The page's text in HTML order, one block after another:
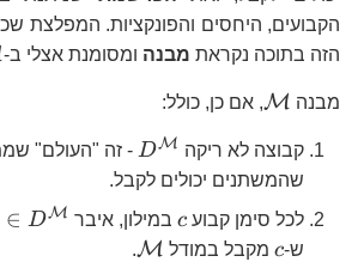
הקבועים, היחסים והפונקציות. המפלצת
הזה בתוכה נקראת מבנה ומסומנת אצלי ב- \mathcal{M}
מבנה M, אם כן, כולל:
קבוצה לא ריקהD^{\mathcal{M}}
D M
- זה "העולם"
שהמשתנים יכולים לקבל.
לכל סימן קבוע c במילון, איבר ∈ D M
ש-c מקבל במודל \mathcal{M}
M
.